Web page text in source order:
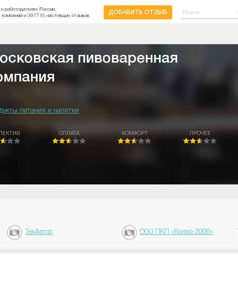
работодателях России.
компаний и 397715 настоящих отзывов
ДОБАВИТЬ ОТЗЫВ
пивоваренная
питания и напитки
ОПЛАТА КОМФОРТ ПРОЧЕЕ
ТехАргос ООО ПКП «Вэлко-2000»